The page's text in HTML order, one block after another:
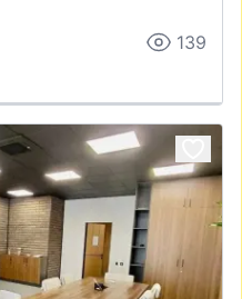
139